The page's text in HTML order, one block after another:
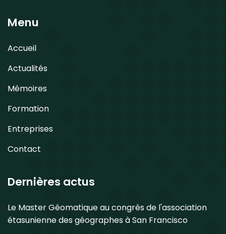
Menu
Accueil
Actualités
Mémoires
Formation
Entreprises
Contact
Dernières actus
Le Master Géomatique au congrès de l'association
étasunienne des géographes à San Francisco